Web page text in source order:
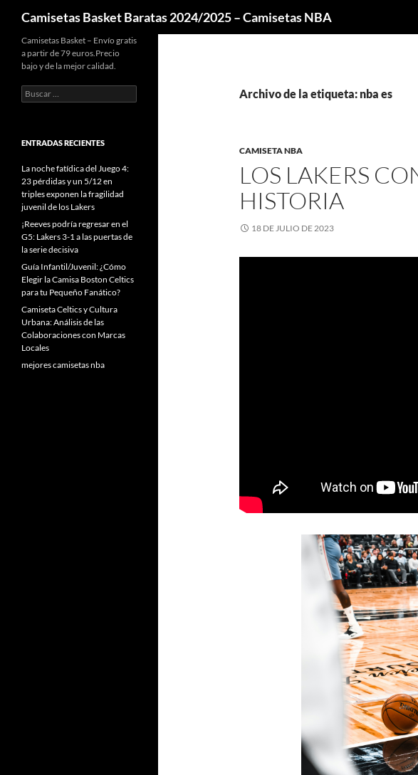
Camisetas Basket Baratas 2024/2025 – Camisetas NBA
Archivo de la etiqueta: nba es
CAMISETA NBA
LOS LAKERS
HISTORIA
18 DE JULIO DE 2023
Camisetas Basket – Envío gratis
a partir de 79 euros.Precio
bajo y de la mejor calidad.
Buscar:
ENTRADAS RECIENTES
La noche fatídica del Juego 4:
23 pérdidas y un 5/12 en
triples exponen la fragilidad
juvenil de los Lakers
¡Reeves podría regresar en el
G5: Lakers 3-1 a las puertas de
la serie decisiva
Guía Infantil/Juvenil: ¿Cómo
Elegir la Camisa Boston Celtics
para tu Pequeño Fanático?
Camiseta Celtics y Cultura
Urbana: Análisis de las
Colaboraciones con Marcas
Locales
mejores camisetas nba